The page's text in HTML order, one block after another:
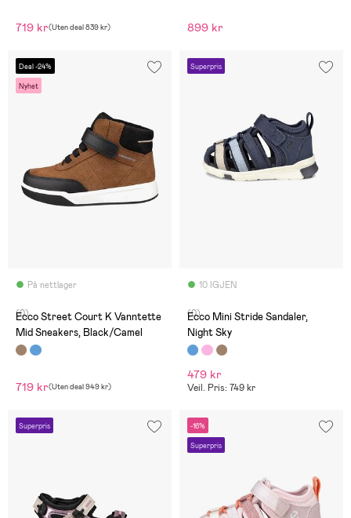
719 kr(Uten deal839 kr) 899 kr
Deal -24%
Nyhet
På nettlager
(0)
Ecco Street Court K Vanntette
Mid Sneakers, Black/Camel
719 kr(Uten deal949 kr)
Superpris
10 IGJEN
(0)
Ecco Mini Stride Sandaler,
Night Sky
479 kr
Veil. Pris: 749 kr
Superpris -16%
Superpris